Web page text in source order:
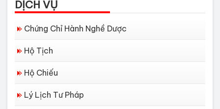
DỊCH VỤ
Chứng Chỉ Hành Nghề Dược
Hộ Tịch
Hộ Chiếu
Lý Lịch Tư Pháp